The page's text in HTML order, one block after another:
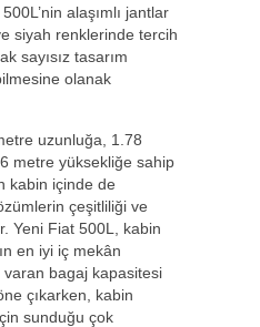
alaşımlı jantlar
siyah renklerinde tercih
sayısız tasarım
olanak
uzunluğa, 1.78
metre yüksekliğe sahip
kabin içinde de
çeşitliliği ve
Yeni Fiat 500L, kabin
en iyi iç mekân
bagaj kapasitesi
çıkarken, kabin
sunduğu çok